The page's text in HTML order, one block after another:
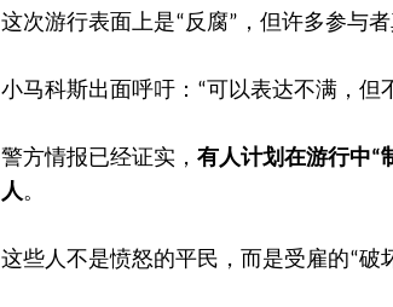
这次游行表面上是“反腐” ，但许多参与
小马科斯出面呼吁： “可以表达不满，但
警方情报已经证实， 有人计划在游行中“
人。
这些人不是愤怒的平民，而是受雇的“破